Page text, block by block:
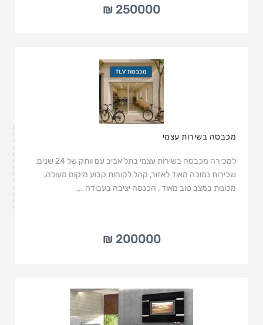
250000 ₪
מכבסה בשירות עצמי
למכירה מכבסה בשירות עצמי בתל אביב עם וותק של 24 שנים,
שכירות נמוכה מאוד לאזור, קהל לקוחות קבוע מיקום מעולה,
מכונות במצב טוב מאוד , הכנסה יציבה בעבודה ...
200000 ₪